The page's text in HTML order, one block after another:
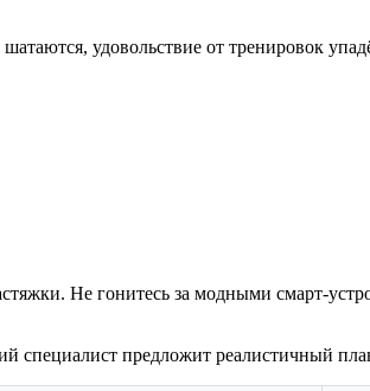
удовольствие от тренировок
Не гонитесь за модными
предложит реалистичный